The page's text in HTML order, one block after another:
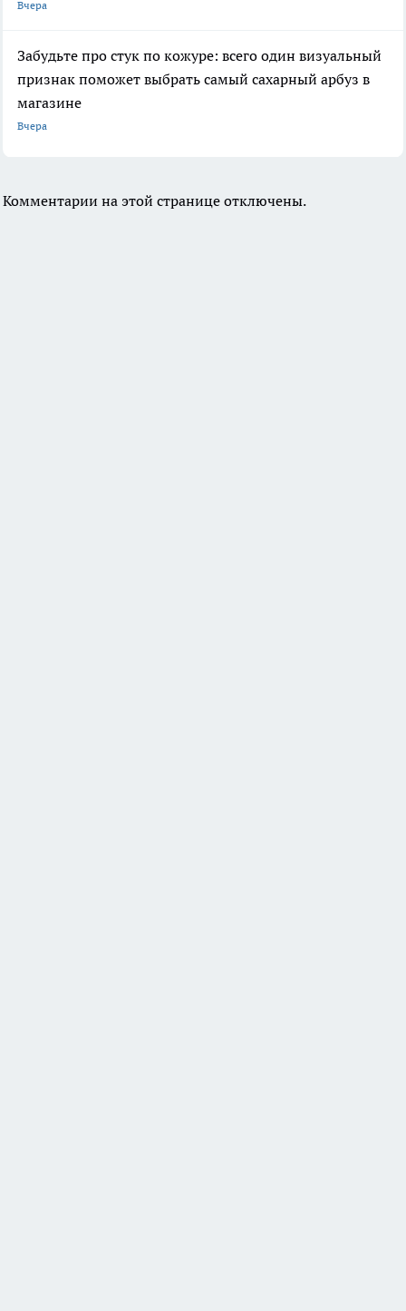
Вчера
Забудьте про стук по кожуре: всего один визуальный
признак поможет выбрать самый сахарный арбуз в
магазине
Вчера
Комментарии на этой странице отключены.